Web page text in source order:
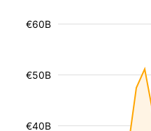
€40B
€50B
€60B